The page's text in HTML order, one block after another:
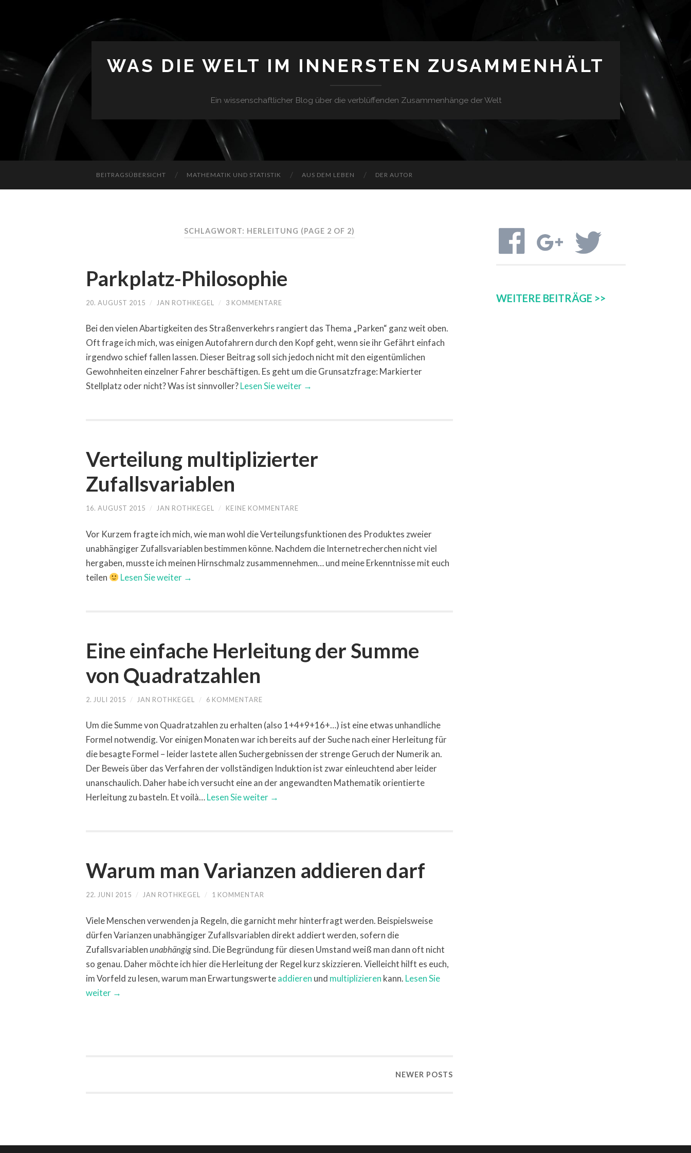
WAS DIE WELT IM INNERSTEN ZUSAMMENHÄLT
Ein wissenschaftlicher Blog über die verblüffenden Zusammenhänge der Welt
BEITRAGSÜBERSICHT MATHEMATIK UND STATISTIK AUS DEM LEBEN DER AUTOR
SCHLAGWORT: HERLEITUNG (PAGE 2 OF 2)
Parkplatz-Philosophie
20. AUGUST 2015 / JAN ROTHKEGEL / 3 KOMMENTARE
Bei den vielen Abartigkeiten des Straßenverkehrs rangiert das Thema „Parken“ ganz weit oben.
Oft frage ich mich, was einigen Autofahrern durch den Kopf geht, wenn sie ihr Gefährt einfach
irgendwo schief fallen lassen. Dieser Beitrag soll sich jedoch nicht mit den eigentümlichen
Gewohnheiten einzelner Fahrer beschäftigen. Es geht um die Grunsatzfrage: Markierter
Stellplatz oder nicht? Was ist sinnvoller?Lesen Sie weiter →
Verteilung multiplizierter
Zufallsvariablen
16. AUGUST 2015 / JAN ROTHKEGEL / KEINE KOMMENTARE
Vor Kurzem fragte ich mich, wie man wohl die Verteilungsfunktionen des Produktes zweier
unabhängiger Zufallsvariablen bestimmen könne. Nachdem die Internetrecherchen nicht viel
hergaben, musste ich meinen Hirnschmalz zusammennehmen… und meine Erkenntnisse mit euch
teilen
Lesen Sie weiter →
Eine einfache Herleitung der Summe
von Quadratzahlen
2. JULI 2015 / JAN ROTHKEGEL / 6 KOMMENTARE
Um die Summe von Quadratzahlen zu erhalten (also 1+4+9+16+…) ist eine etwas unhandliche
Formel notwendig. Vor einigen Monaten war ich bereits auf der Suche nach einer Herleitung für
die besagte Formel – leider lastete allen Suchergebnissen der strenge Geruch der Numerik an.
Der Beweis über das Verfahren der vollständigen Induktion ist zwar einleuchtend aber leider
unanschaulich. Daher habe ich versucht eine an der angewandten Mathematik orientierte
Herleitung zu basteln. Et voilà…Lesen Sie weiter →
Warum man Varianzen addieren darf
22. JUNI 2015 / JAN ROTHKEGEL / 1 KOMMENTAR
Viele Menschen verwenden ja Regeln, die garnicht mehr hinterfragt werden. Beispielsweise
dürfen Varianzen unabhängiger Zufallsvariablen direkt addiert werden, sofern die
Zufallsvariablen unabhängig sind. Die Begründung für diesen Umstand weiß man dann oft nicht
so genau. Daher möchte ich hier die Herleitung der Regel kurz skizzieren. Vielleicht hilft es euch,
im Vorfeld zu lesen, warum man Erwartungswerteaddieren und multiplizieren kann. Lesen Sie
weiter →
NEWER POSTS
WEITERE BEITRÄGE >>